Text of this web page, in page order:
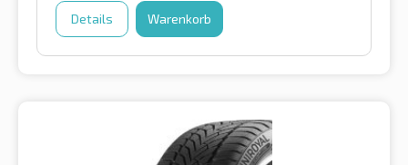
Details Warenkorb